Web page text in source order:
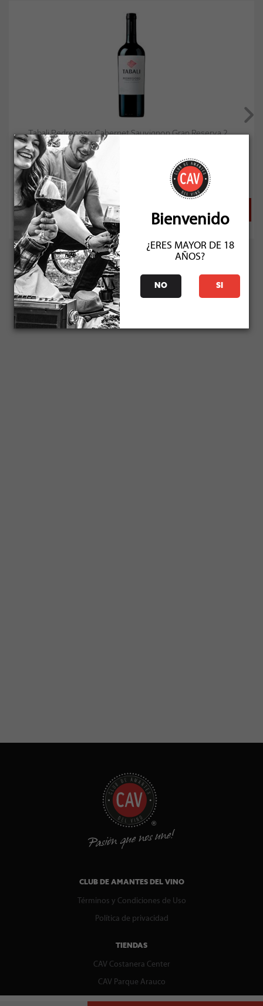
Tabali Pedregoso Cabernet Sauvignon Gran Reserva 2...
Bienvenido
¿ERES MAYOR DE 18
AÑOS?
NO SI
CLUB DE AMANTES DEL VINO
Términos y Condiciones de Uso
Política de privacidad
TIENDAS
CAV Costanera Center
CAV Parque Arauco